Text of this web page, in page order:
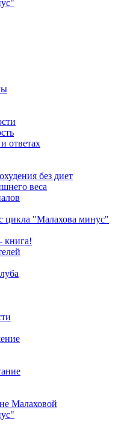
ответах
без диет
веса
цикла "Малахова минус"
книга!
Малаховой